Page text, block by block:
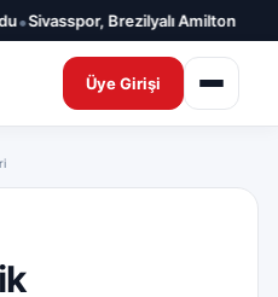
•Sivasspor, Brezilyalı Amilton ile 1
Üye Girişi